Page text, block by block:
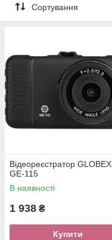
Сортування
Відеореєстратор GLOBEX
GE-115
В наявності
1 938 ₴
Купити